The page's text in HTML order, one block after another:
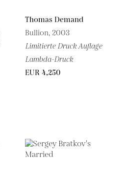
Thomas Demand
Bullion, 2003
Limitierte Druck Auflage
Lambda-Druck
EUR 4,250